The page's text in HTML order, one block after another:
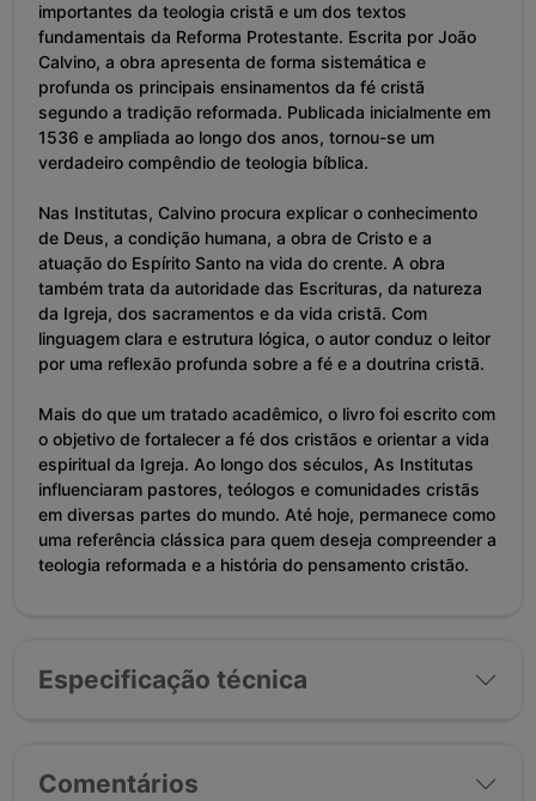
importantes da teologia cristã e um dos textos
fundamentais da Reforma Protestante. Escrita por João
Calvino, a obra apresenta de forma sistemática e
profunda os principais ensinamentos da fé cristã
segundo a tradição reformada. Publicada inicialmente em
1536 e ampliada ao longo dos anos, tornou-se um
verdadeiro compêndio de teologia bíblica.
Nas Institutas, Calvino procura explicar o conhecimento
de Deus, a condição humana, a obra de Cristo e a
atuação do Espírito Santo na vida do crente. A obra
também trata da autoridade das Escrituras, da natureza
da Igreja, dos sacramentos e da vida cristã. Com
linguagem clara e estrutura lógica, o autor conduz o leitor
por uma reflexão profunda sobre a fé e a doutrina cristã.
Mais do que um tratado acadêmico, o livro foi escrito com
o objetivo de fortalecer a fé dos cristãos e orientar a vida
espiritual da Igreja. Ao longo dos séculos, As Institutas
influenciaram pastores, teólogos e comunidades cristãs
em diversas partes do mundo. Até hoje, permanece como
uma referência clássica para quem deseja compreender a
teologia reformada e a história do pensamento cristão.
Especificação técnica
Comentários